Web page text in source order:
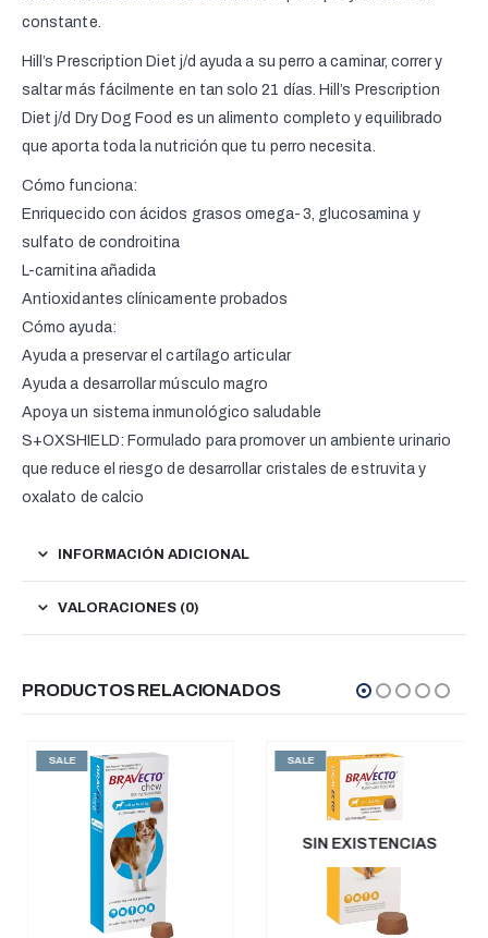
constante.
Hill’s Prescription Diet j/d ayuda a su perro a caminar, correr y
saltar más fácilmente en tan solo 21 días. Hill’s Prescription
Diet j/d Dry Dog Food es un alimento completo y equilibrado
que aporta toda la nutrición que tu perro necesita.
Cómo funciona:
Enriquecido con ácidos grasos omega-3, glucosamina y
sulfato de condroitina
L-carnitina añadida
Antioxidantes clínicamente probados
Cómo ayuda:
Ayuda a preservar el cartílago articular
Ayuda a desarrollar músculo magro
Apoya un sistema inmunológico saludable
S+OXSHIELD: Formulado para promover un ambiente urinario
que reduce el riesgo de desarrollar cristales de estruvita y
oxalato de calcio
INFORMACIÓN ADICIONAL
VALORACIONES (0)
PRODUCTOS RELACIONADOS
SALE SALE
SIN EXISTENCIAS